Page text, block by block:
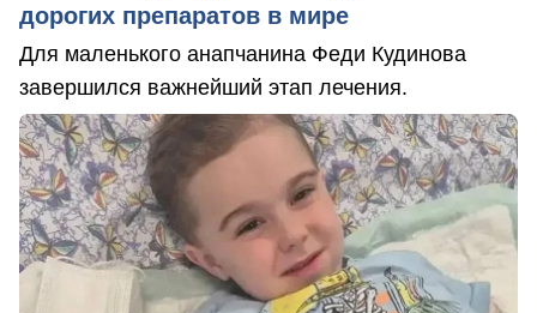
дорогих препаратов в мире
Для маленького анапчанина Феди Кудинова
завершился важнейший этап лечения.